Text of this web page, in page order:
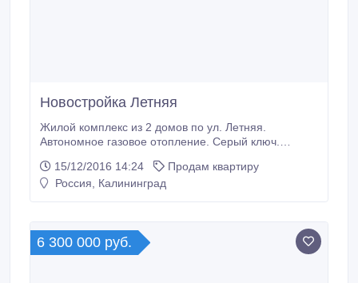
Новостройка Летняя
Жилой комплекс из 2 домов по ул. Летняя.
Автономное газовое отопление. Серый ключ.
Рядом школа и детсад. Сдача 1 кв. 2018 г. Ипотека с
пониженной ставкой, рассрочка, материнский
15/12/2016 14:24
Продам квартиру
Россия, Калининград
6 300 000 руб.